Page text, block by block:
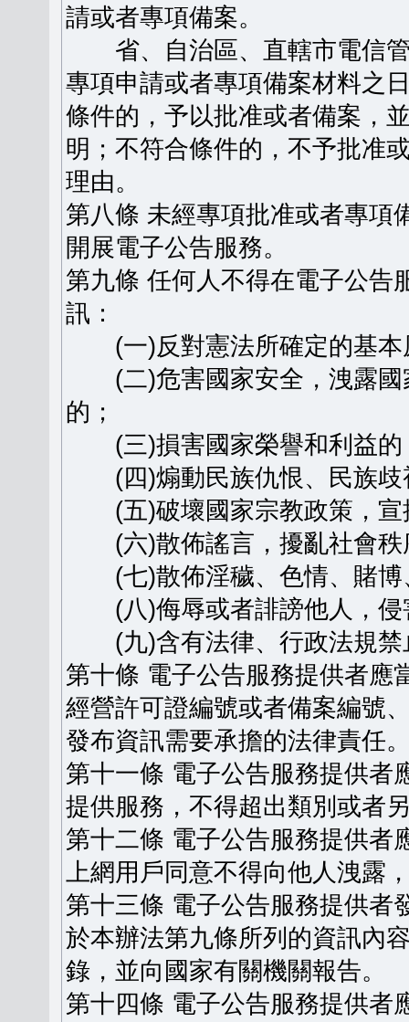
請或者專項備案。
省、自治區、直轄市電信管
專項申請或者專項備案材料之
條件的，予以批准或者備案，
明；不符合條件的，不予批准
理由。
第八條 未經專項批准或者專項
開展電子公告服務。
第九條 任何人不得在電子公告
訊：
(一)反對憲法所確定的基本
(二)危害國家安全，洩露國
的；
(三)損害國家榮譽和利益的
(四)煽動民族仇恨、民族歧
(五)破壞國家宗教政策，宣
(六)散佈謠言，擾亂社會秩
(七)散佈淫穢、色情、賭博
(八)侮辱或者誹謗他人，侵
(九)含有法律、行政法規禁
第十條 電子公告服務提供者應
經營許可證編號或者備案編號
發布資訊需要承擔的法律責任
第十一條 電子公告服務提供者
提供服務，不得超出類別或者
第十二條 電子公告服務提供者
上網用戶同意不得向他人洩露
第十三條 電子公告服務提供者
於本辦法第九條所列的資訊內
錄，並向國家有關機關報告。
第十四條 電子公告服務提供者